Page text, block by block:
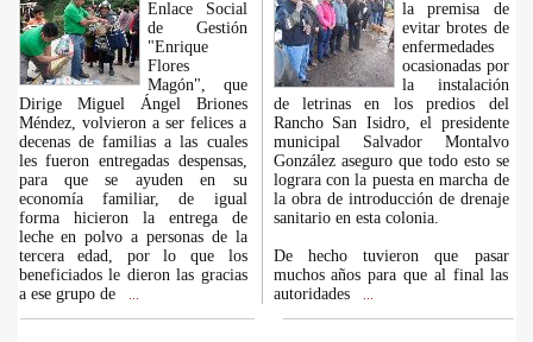
Enlace Social
de Gestión
"Enrique
Flores
Magón", que
Dirige Miguel Ángel Briones
Méndez, volvieron a ser felices a
decenas de familias a las cuales
les fueron entregadas despensas,
para que se ayuden en su
economía familiar, de igual
forma hicieron la entrega de
leche en polvo a personas de la
tercera edad, por lo que los
beneficiados le dieron las gracias
a ese grupo de
la premisa de
evitar brotes de
enfermedades
ocasionadas por
la instalación
de letrinas en los predios del
Rancho San Isidro, el presidente
municipal Salvador Montalvo
González aseguro que todo esto se
lograra con la puesta en marcha de
la obra de introducción de drenaje
sanitario en esta colonia.
De hecho tuvieron que pasar
muchos años para que al final las
autoridades